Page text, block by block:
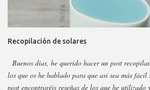
Hay ciertos productos que no están en todas las
decir Google es nuestro amigo. Empecemos:
loción limpiadora ceramidas Precio: 4 euros.
Propiedades: Limpiador acuoso para todas las
Recopilación de solares
Buenos días, he querido hacer un post
los que os he hablado para que así sea más fácil
post encontraréis reseñas de los que he utilizado